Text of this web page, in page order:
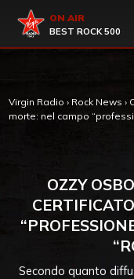
Virgin Radio
ON AIR
BEST ROCK 500
Virgin Radio › Rock News ›
morte: nel campo
OZZY
Secondo quanto